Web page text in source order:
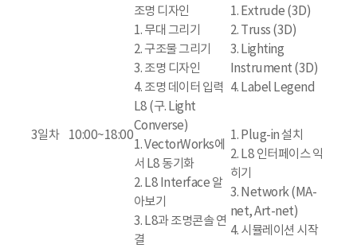
3일차 10:00~18:00
조명 디자인
1. 무대 그리기
2. 구조물 그리기
3. 조명 디자인
4. 조명 데이터 입력
1. Extrude (3D)
2. Truss (3D)
3. Lighting
Instrument (3D)
4. Label Legend
L8 (구. Light
Converse)
1. VectorWorks에
서 L8 동기화
2. L8 Interface 알
아보기
3. L8과 조명콘솔 연
결
1. Plug-in 설치
2. L8 인터페이스 익
히기
3. Network (MA-
net, Art-net)
4. 시뮬레이션 시작